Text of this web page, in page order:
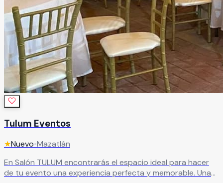
Tulum Eventos
★Nuevo•Mazatlán
En Salón TULUM encontrarás el espacio ideal para hacer
de tu evento una experiencia perfecta y memorable. Una